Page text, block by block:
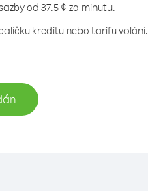
od 37.5 ¢ za minutu.
kreditu nebo tarifu volání.